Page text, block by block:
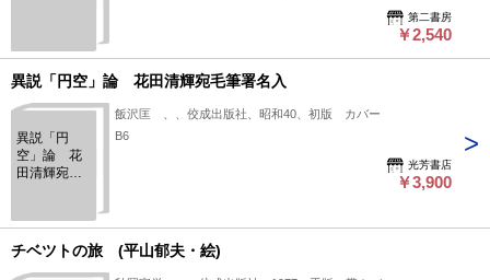
第二書房
￥2,540
異説「円空」論 花田清輝宛毛筆署名入
異説「円
空」論 花
田清輝宛毛
飯沢匡 、、佼成出版社、昭和40、初版 カバー
B6
光芳書店
￥3,900
チベツトの旅 (平山郁夫・絵)